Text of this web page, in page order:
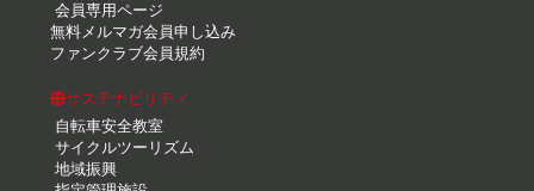
会員専用ページ
無料メルマガ会員申し込み
ファンクラブ会員規約
サステナビリティ
自転車安全教室
サイクルツーリズム
地域振興